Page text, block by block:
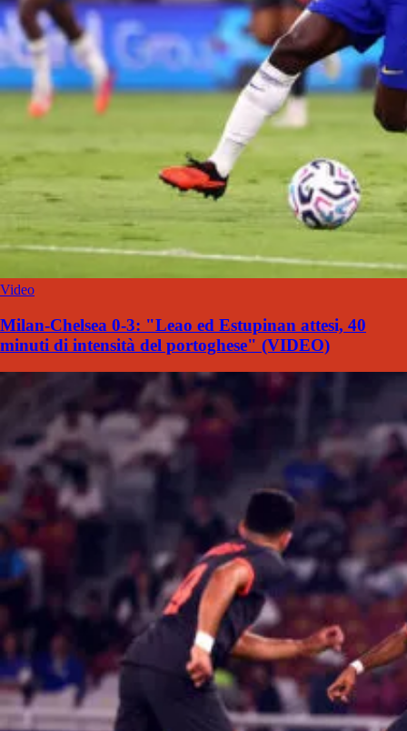
Video
Milan-Chelsea 0-3: "Leao ed Estupinan attesi, 40
minuti di intensità del portoghese" (VIDEO)